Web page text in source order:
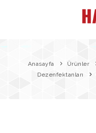
Anasayfa Ürünler
Dezenfektanları